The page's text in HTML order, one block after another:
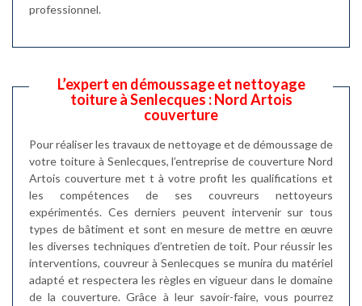
professionnel.
L’expert en démoussage et nettoyage
toiture à Senlecques : Nord Artois
couverture
Pour réaliser les travaux de nettoyage et de démoussage de
votre toiture à Senlecques, l’entreprise de couverture Nord
Artois couverture met t à votre profit les qualifications et
les compétences de ses couvreurs nettoyeurs
expérimentés. Ces derniers peuvent intervenir sur tous
types de bâtiment et sont en mesure de mettre en œuvre
les diverses techniques d’entretien de toit. Pour réussir les
interventions, couvreur à Senlecques se munira du matériel
adapté et respectera les règles en vigueur dans le domaine
de la couverture. Grâce à leur savoir-faire, vous pourrez